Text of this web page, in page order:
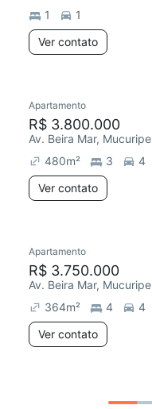
1
1
Ver contato
Apartamento
R$ 3.800.000
Av. Beira Mar, Mucuripe
480m² 3
4
Ver contato
Apartamento
R$ 3.750.000
Av. Beira Mar, Mucuripe
364m² 4
4
Ver contato